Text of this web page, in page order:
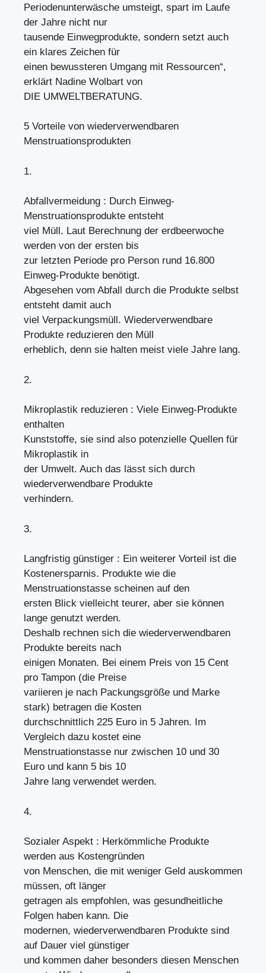
Periodenunterwäsche umsteigt, spart im Laufe
der Jahre nicht nur
tausende Einwegprodukte, sondern setzt auch
ein klares Zeichen für
einen bewussteren Umgang mit Ressourcen“,
erklärt Nadine Wolbart von
DIE UMWELTBERATUNG.
5 Vorteile von wiederverwendbaren
Menstruationsprodukten
1.
Abfallvermeidung : Durch Einweg-
Menstruationsprodukte entsteht
viel Müll. Laut Berechnung der erdbeerwoche
werden von der ersten bis
zur letzten Periode pro Person rund 16.800
Einweg-Produkte benötigt.
Abgesehen vom Abfall durch die Produkte selbst
entsteht damit auch
viel Verpackungsmüll. Wiederverwendbare
Produkte reduzieren den Müll
erheblich, denn sie halten meist viele Jahre lang.
2.
Mikroplastik reduzieren : Viele Einweg-Produkte
enthalten
Kunststoffe, sie sind also potenzielle Quellen für
Mikroplastik in
der Umwelt. Auch das lässt sich durch
wiederverwendbare Produkte
verhindern.
3.
Langfristig günstiger : Ein weiterer Vorteil ist die
Kostenersparnis. Produkte wie die
Menstruationstasse scheinen auf den
ersten Blick vielleicht teurer, aber sie können
lange genutzt werden.
Deshalb rechnen sich die wiederverwendbaren
Produkte bereits nach
einigen Monaten. Bei einem Preis von 15 Cent
pro Tampon (die Preise
variieren je nach Packungsgröße und Marke
stark) betragen die Kosten
durchschnittlich 225 Euro in 5 Jahren. Im
Vergleich dazu kostet eine
Menstruationstasse nur zwischen 10 und 30
Euro und kann 5 bis 10
Jahre lang verwendet werden.
4.
Sozialer Aspekt : Herkömmliche Produkte
werden aus Kostengründen
von Menschen, die mit weniger Geld auskommen
müssen, oft länger
getragen als empfohlen, was gesundheitliche
Folgen haben kann. Die
modernen, wiederverwendbaren Produkte sind
auf Dauer viel günstiger
und kommen daher besonders diesen Menschen